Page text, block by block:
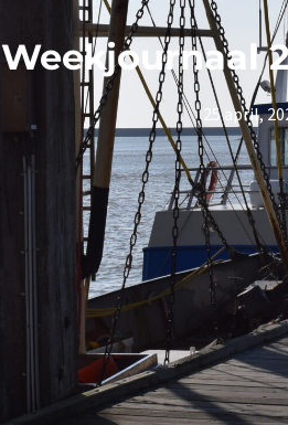
Weekjournaal
25 april,